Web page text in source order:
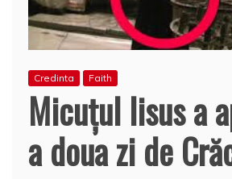
Credinta Faith
Micuţul Iisus a
a doua zi de